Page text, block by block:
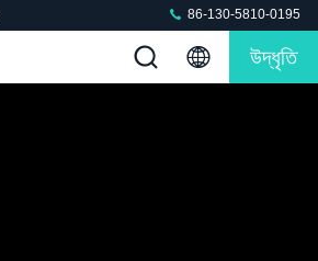
86-130-5810-0195
উদ্ধৃতি